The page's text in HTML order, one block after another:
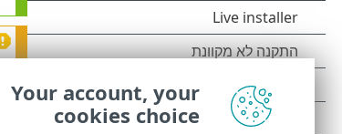
אתה
Your account, your
cookies choice